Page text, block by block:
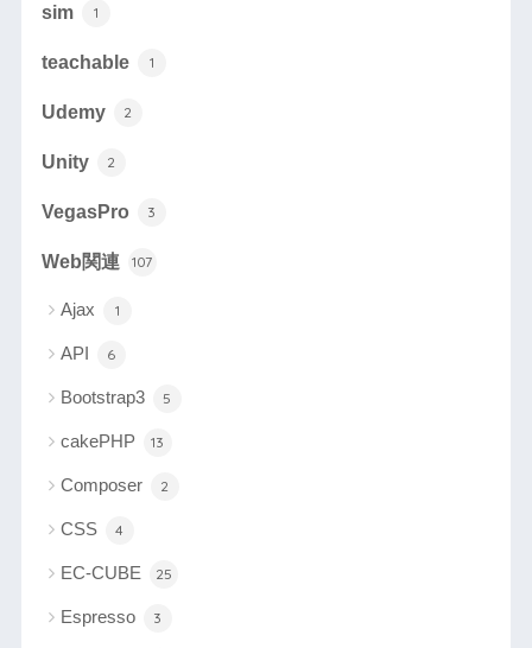
sim 1
teachable 1
Udemy 2
Unity 2
VegasPro 3
Web関連 107
Ajax 1
API 6
Bootstrap3 5
cakePHP 13
Composer 2
CSS 4
EC-CUBE 25
Espresso 3